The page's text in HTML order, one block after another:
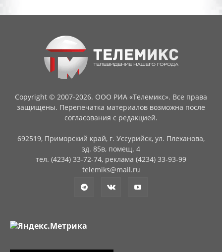
Copyright © 2007-2026. ООО РИА «Телемикс». Все права
защищены. Перепечатка материалов возможна после
согласования с редакцией.
692519, Приморский край, г. Уссурийск, ул. Плеханова,
зд. 85в, помещ. 4
тел. (4234) 33-72-74, реклама (4234) 33-93-99
telemiks@mail.ru